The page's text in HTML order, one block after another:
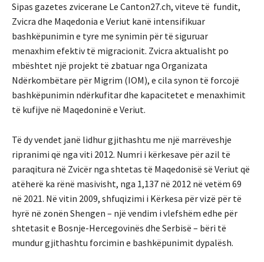
Sipas gazetes zvicerane Le Canton27.ch, viteve të fundit,
Zvicra dhe Maqedonia e Veriut kanë intensifikuar
bashkëpunimin e tyre me synimin për të siguruar
menaxhim efektiv të migracionit. Zvicra aktualisht po
mbështet një projekt të zbatuar nga Organizata
Ndërkombëtare për Migrim (IOM), e cila synon të forcojë
bashkëpunimin ndërkufitar dhe kapacitetet e menaxhimit
të kufijve në Maqedoninë e Veriut.
Të dy vendet janë lidhur gjithashtu me një marrëveshje
ripranimi që nga viti 2012. Numri i kërkesave për azil të
paraqitura në Zvicër nga shtetas të Maqedonisë së Veriut që
atëherë ka rënë masivisht, nga 1,137 në 2012 në vetëm 69
në 2021. Në vitin 2009, shfuqizimi i Kërkesa për vizë për të
hyrë në zonën Shengen – një vendim i vlefshëm edhe për
shtetasit e Bosnje-Hercegovinës dhe Serbisë – bëri të
mundur gjithashtu forcimin e bashkëpunimit dypalësh.